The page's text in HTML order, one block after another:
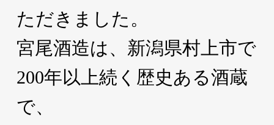
ただきました。
宮尾酒造は、新潟県村上市で
200年以上続く歴史ある酒蔵
で、